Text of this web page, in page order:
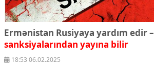
Humanitar
Elm və təhsil
Mədəniyyət
Diaspor
Yüksəliş hekayəsi
Ermənistan Rusiyaya yardım edir –
sanksiyalarından yayına bilir
18:53 06.02.2025